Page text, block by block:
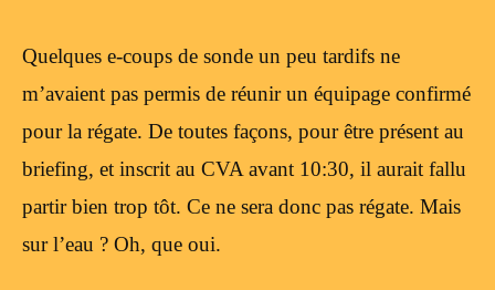
Quelques e-coups de sonde un peu tardifs ne
m’avaient pas permis de réunir un équipage confirmé
pour la régate. De toutes façons, pour être présent au
briefing, et inscrit au CVA avant 10:30, il aurait fallu
partir bien trop tôt. Ce ne sera donc pas régate. Mais
sur l’eau ? Oh, que oui.